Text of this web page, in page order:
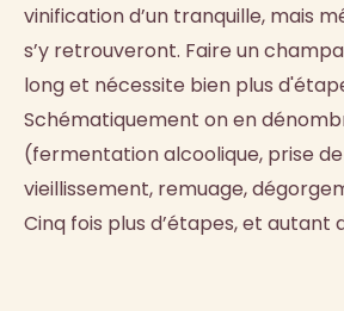
vinification d’un tranquille, mais
s’y retrouveront. Faire un
long et nécessite bien plus
Schématiquement on en
(fermentation alcoolique, prise
vieillissement, remuage,
Cinq fois plus d’étapes, et autant